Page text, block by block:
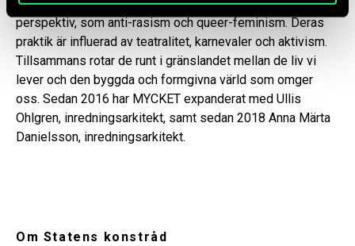
konstnärlig forskningspraktik utifrån intersektionella
perspektiv, som anti-rasism och queer-feminism. Deras
praktik är influerad av teatralitet, karnevaler och aktivism.
Tillsammans rotar de runt i gränslandet mellan de liv vi
lever och den byggda och formgivna värld som omger
oss. Sedan 2016 har MYCKET expanderat med Ullis
Ohlgren, inredningsarkitekt, samt sedan 2018 Anna Märta
Danielsson, inredningsarkitekt.
Om Statens konstråd